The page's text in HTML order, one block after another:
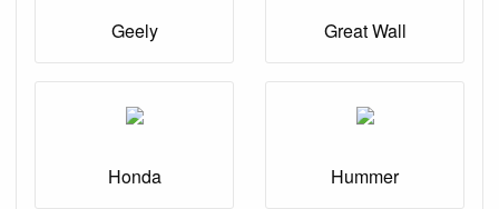
Geely Great Wall
Honda Hummer